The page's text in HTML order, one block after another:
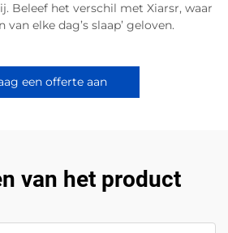
Beleef het verschil met Xiarsr, waar
van elke dag’s slaap’ geloven.
een offerte aan
van het product